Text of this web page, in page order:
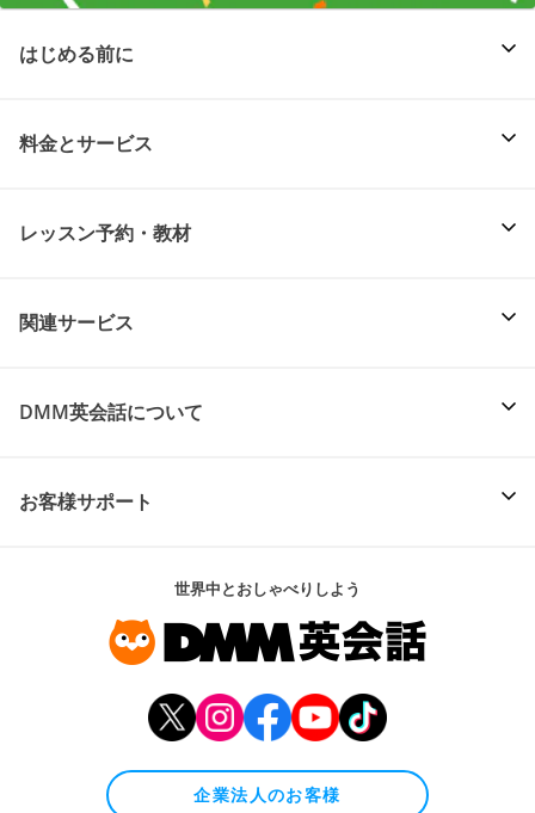
はじめる前に
料金とサービス
レッスン予約・教材
関連サービス
DMM英会話について
お客様サポート
世界中とおしゃべりしよう
企業法人のお客様